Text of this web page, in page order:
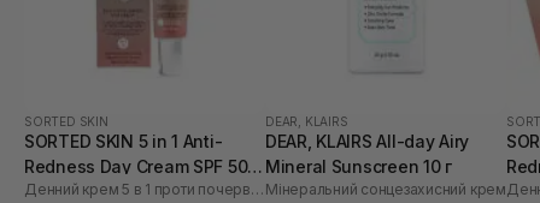
SORTED SKIN
SORTED SKIN 5 in 1 Anti-
Redness Day Cream SPF 50
30 мл
Денний крем 5 в 1 проти почервоніння
DEAR, KLAIRS
DEAR, KLAIRS All-day Airy
Mineral Sunscreen 10 г
Мінеральний сонцезахисний креммл